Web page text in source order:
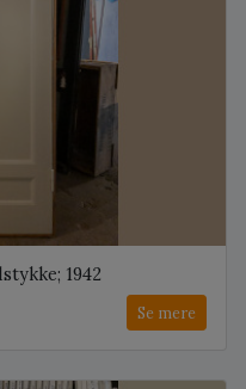
1942
Se mere